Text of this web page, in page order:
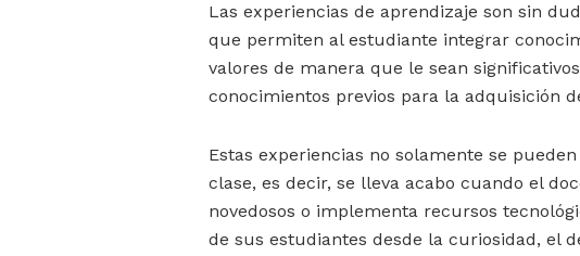
Las experiencias de aprendizaje son sin
que permiten al estudiante integrar
valores de manera que le sean
conocimientos previos para la adquisición
Estas experiencias no solamente se
clase, es decir, se lleva acabo cuando el
novedosos o implementa recursos
de sus estudiantes desde la curiosidad, el